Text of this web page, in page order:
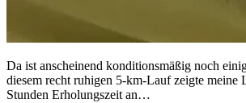
Da ist anscheinend konditionsmäßig noch
diesem recht ruhigen 5-km-Lauf zeigte meine
Stunden Erholungszeit an…